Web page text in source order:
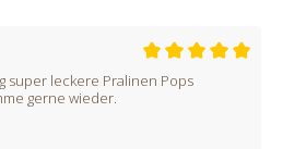
super leckere Pralinen Pops
gerne wieder.